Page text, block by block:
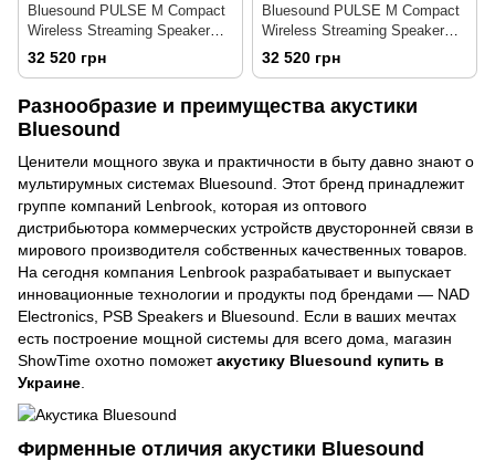
Bluesound PULSE M Compact
Wireless Streaming Speaker
White — Беспроводная
мультирум колонка, 80 Вт,
32 520 грн
Bluesound PULSE M Compact
Wireless Streaming Speaker
Black — Беспроводная
мультирум колонка, 80 Вт,
32 520 грн
Разнообразие и преимущества акустики
Bluesound
Ценители мощного звука и практичности в быту давно знают о
мультирумных системах Bluesound. Этот бренд принадлежит
группе компаний Lenbrook, которая из оптового
дистрибьютора коммерческих устройств двусторонней связи в
мирового производителя собственных качественных товаров.
На сегодня компания Lenbrook разрабатывает и выпускает
инновационные технологии и продукты под брендами — NAD
Electronics, PSB Speakers и Bluesound. Если в ваших мечтах
есть построение мощной системы для всего дома, магазин
ShowTime охотно поможетакустику Bluesound купить в
Украине.
Фирменные отличия акустики Bluesound